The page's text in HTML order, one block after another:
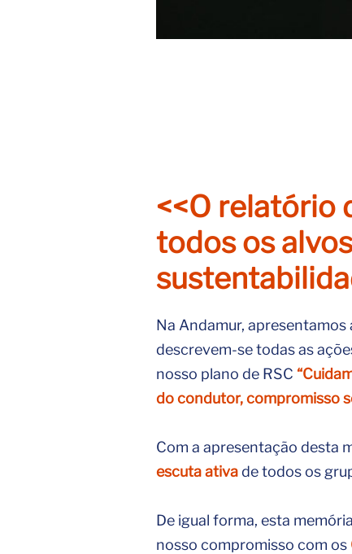
<<O relatório
todos os
Na Andamur,
descrevem-se todas as
nosso plano de RSC
do condutor, compromisso
Com a apresentação desta
escuta ativade todos os
De igual forma, esta
nosso compromisso com os